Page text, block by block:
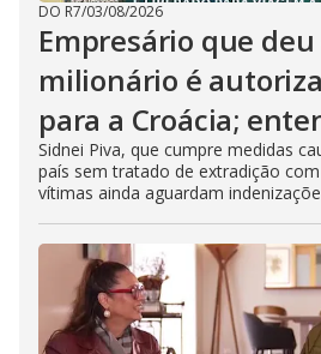
DO R7/03/08/2026
Empresário que
milionário é
para a Croácia;
Sidnei Piva, que cumpre medidas
país sem tratado de extradição
vítimas ainda aguardam